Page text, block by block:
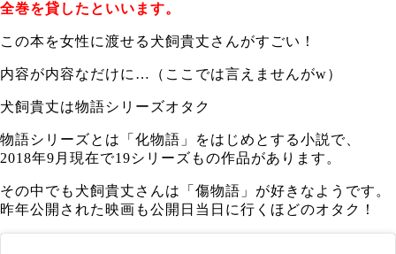
全巻を貸したといいます。
この本を女性に渡せる犬飼貴丈さんがすごい！
内容が内容なだけに…（ここでは言えませんがw）
犬飼貴丈は物語シリーズオタク
物語シリーズとは「化物語」をはじめとする小説で、
2018年9月現在で19シリーズもの作品があります。
その中でも犬飼貴丈さんは「傷物語」が好きなようです。
昨年公開された映画も公開日当日に行くほどのオタク！